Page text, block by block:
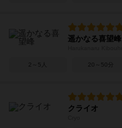
遥かなる喜望峰
2～5人 20～50分
クライオ